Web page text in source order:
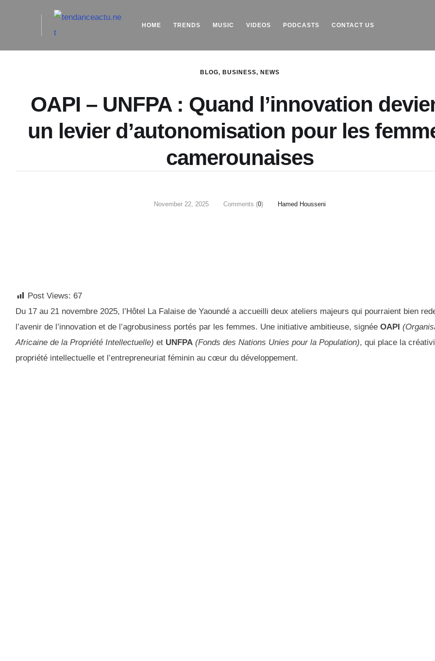
HOME TRENDS MUSIC VIDEOS PODCASTS CONTACT US
BLOG, BUSINESS, NEWS
OAPI – UNFPA : Quand l’innovation
un levier d’autonomisation pour les
camerounaises
November 22, 2025 Comments (0) Hamed Housseni
Post Views: 67
Du 17 au 21 novembre 2025, l’Hôtel La Falaise de Yaoundé a accueilli deux ateliers majeurs qui pourraient bien
l’avenir de l’innovation et de l’agrobusiness portés par les femmes. Une initiative ambitieuse, signée OAPI
Africaine de la Propriété Intellectuelle) et UNFPA (Fonds des Nations Unies pour la Population), qui place la
propriété intellectuelle et l’entrepreneuriat féminin au cœur du développement.